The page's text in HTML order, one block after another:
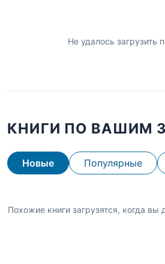
Не удалось загрузить
КНИГИ ПО ВАШИМ
Новые Популярные
Похожие книги загрузятся, когда вы